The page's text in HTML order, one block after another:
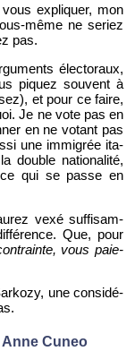
ex­pli­quer, mon
même ne se­riez
pas.
élec­to­raux,
pi­quez sou­vent à
et pour ce faire,
Je ne vote pas en
en ne vo­tant pas
une im­mi­grée ita­
double na­tio­na­lité,
qui se passe en
vexé suf­fi­sam­
Que, pour
vous paie­
une consi­dé­
Anne Cuneo